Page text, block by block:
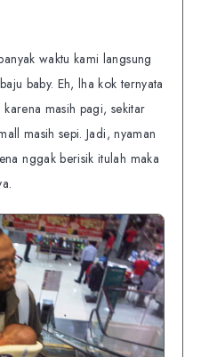
waktu kami langsung
baby. Eh, lha kok ternyata
masih pagi, sekitar
masih sepi. Jadi, nyaman
nggak berisik itulah maka